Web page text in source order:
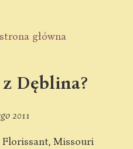
strona główna
Dęblina?
2011
Missouri